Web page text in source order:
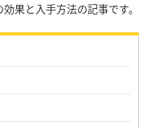
果と入手方法の記事です。